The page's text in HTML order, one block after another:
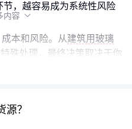
，越容易成为系统性风险
本和风险。从建筑用玻璃
殊处理，最终决策取决于你
内容 
源？